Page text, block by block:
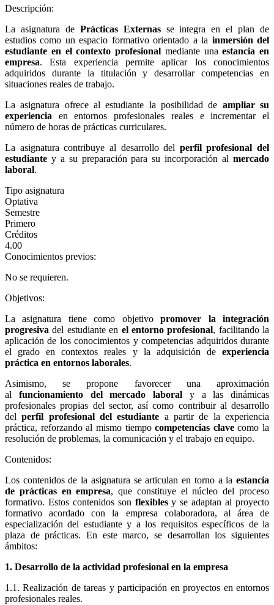
Descripción:
La asignatura de Prácticas Externasse integra en el plan de
estudios como un espacio formativo orientado a la inmersión del
estudiante en el contexto profesional mediante unaestancia en
empresa. Esta experiencia permite aplicar los conocimientos
adquiridos durante la titulación y desarrollar competencias en
situaciones reales de trabajo.
La asignatura ofrece al estudiante la posibilidad de ampliar su
experiencia en entornos profesionales reales e incrementar el
número de horas de prácticas curriculares.
La asignatura contribuye al desarrollo del perfil profesional del
estudiante y a su preparación para su incorporación al mercado
laboral.
Tipo asignatura
Optativa
Semestre
Primero
Créditos
4.00
Conocimientos previos:
No se requieren.
Objetivos:
La asignatura tiene como objetivopromover la integración
progresiva del estudiante en el entorno profesional, facilitando la
aplicación de los conocimientos y competencias adquiridos durante
el grado en contextos reales y la adquisición de experiencia
práctica en entornos laborales.
Asimismo, se propone favorecer una aproximación
al funcionamiento del mercado laboral y a las dinámicas
profesionales propias del sector, así como contribuir al desarrollo
delperfil profesional del estudiante a partir de la experiencia
práctica, reforzando al mismo tiempocompetencias clavecomo la
resolución de problemas, la comunicación y el trabajo en equipo.
Contenidos:
Los contenidos de la asignatura se articulan en torno a la estancia
de prácticas en empresa, que constituye el núcleo del proceso
formativo. Estos contenidos son flexiblesy se adaptan al proyecto
formativo acordado con la empresa colaboradora, al área de
especialización del estudiante y a los requisitos específicos de la
plaza de prácticas. En este marco, se desarrollan los siguientes
ámbitos:
1. Desarrollo de la actividad profesional en la empresa
1.1. Realización de tareas y participación en proyectos en entornos
profesionales reales.